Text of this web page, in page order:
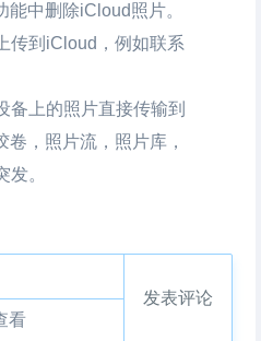
中删除iCloud照片。
传到iCloud，例如联系
备上的照片直接传输到
，照片流，照片库，
发。
看
发表评论